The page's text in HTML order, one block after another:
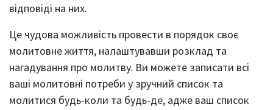
відповіді на них.
Це чудова можливість провести в порядок своє
молитовне життя, налаштувавши розклад та
нагадування про молитву. Ви можете записати всі
ваші молитовні потреби у зручний список та
молитися будь-коли та будь-де, адже ваш список